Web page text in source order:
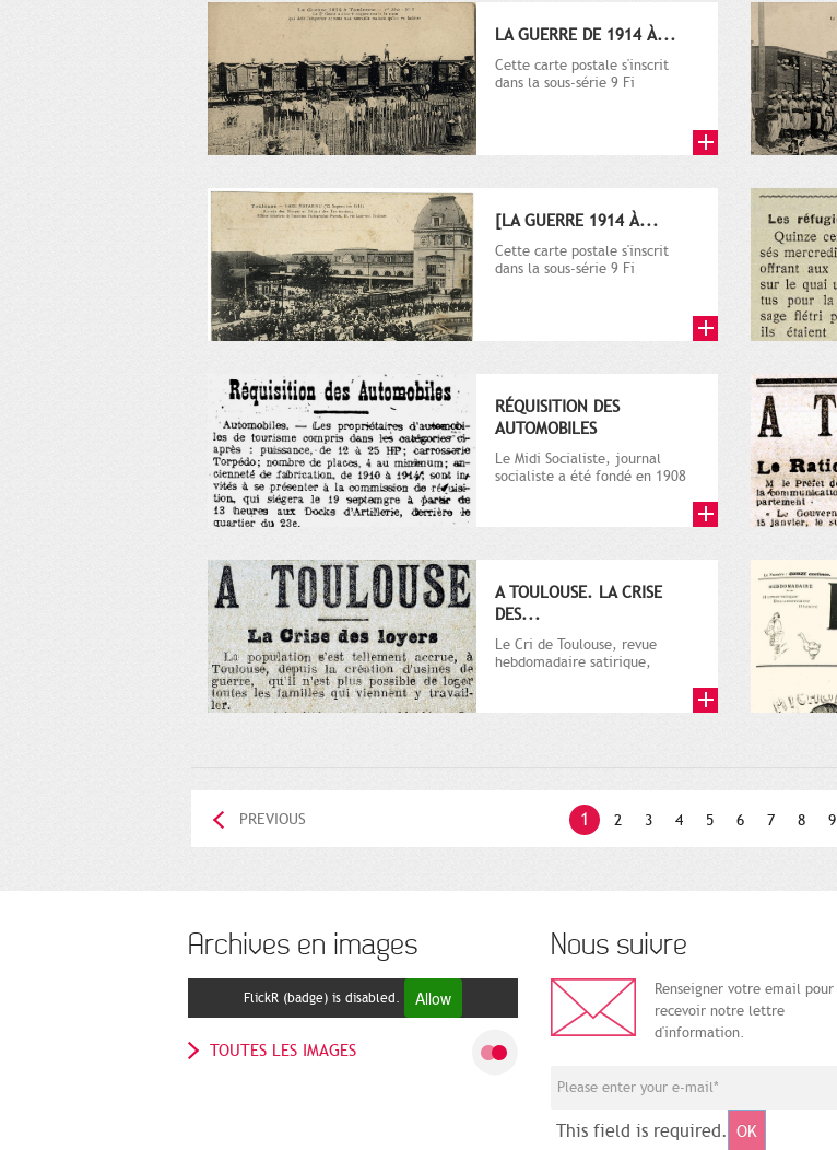
LA GUERRE DE 1914 À...
Cette carte postale s'inscrit
dans la sous-série 9 Fi
[LA GUERRE 1914 À...
Cette carte postale s'inscrit
dans la sous-série 9 Fi
RÉQUISITION DES
AUTOMOBILES
Le Midi Socialiste, journal
socialiste a été fondé en 1908
A TOULOUSE. LA CRISE
DES...
Le Cri de Toulouse, revue
hebdomadaire satirique,
1 2 3 4 5 6 7 8 9
PREVIOUS
Archives en images
FlickR (badge) is disabled. Allow
TOUTES LES IMAGES
Nous suivre
Renseigner votre email pour
recevoir notre lettre
d'information.
This field is required. OK